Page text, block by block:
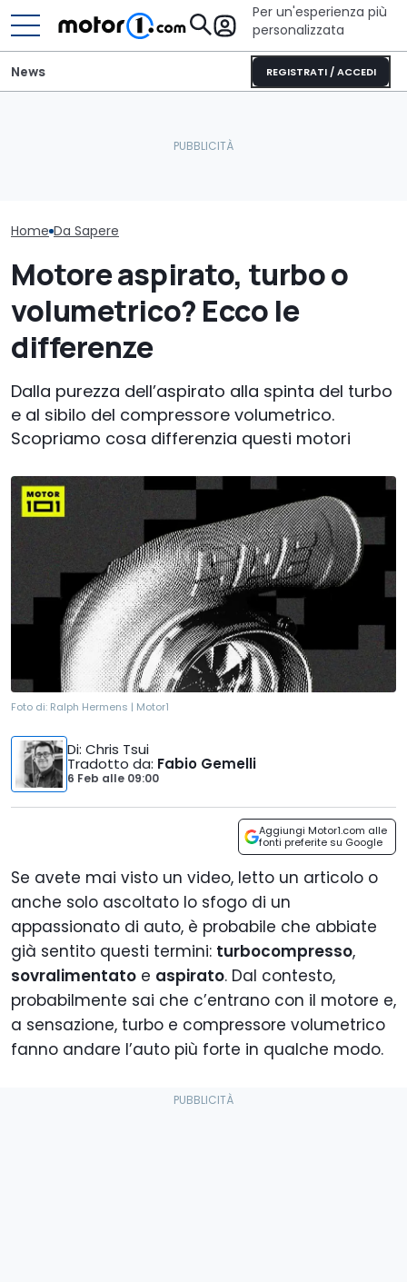
Per un'esperienza più
personalizzata
REGISTRATI / ACCEDI
News
Home Da Sapere
Motore aspirato, turbo o
volumetrico? Ecco le
differenze
Dalla purezza dell’aspirato alla spinta del turbo
e al sibilo del compressore volumetrico.
Scopriamo cosa differenzia questi motori
Foto di: Ralph Hermens | Motor1
Di: Chris Tsui
Tradotto da: Fabio Gemelli
6 Feb alle 09:00
Aggiungi Motor1.com alle
fonti preferite su Google
Se avete mai visto un video, letto un articolo o
anche solo ascoltato lo sfogo di un
appassionato di auto, è probabile che abbiate
già sentito questi termini: turbocompresso,
sovralimentato e aspirato. Dal contesto,
probabilmente sai che c’entrano con il motore e,
a sensazione, turbo e compressore volumetrico
fanno andare l’auto più forte in qualche modo.